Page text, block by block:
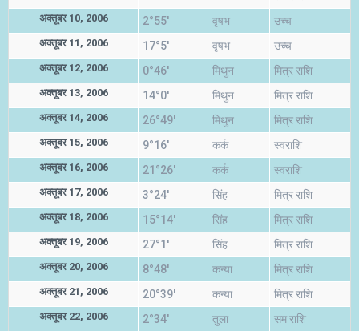
अक्तूबर 10, 2006 2°55' वृषभ उच्च
अक्तूबर 11, 2006 17°5' वृषभ उच्च
अक्तूबर 12, 2006 0°46' मिथुन मित्र राशि
अक्तूबर 13, 2006 14°0' मिथुन मित्र राशि
अक्तूबर 14, 2006 26°49' मिथुन मित्र राशि
अक्तूबर 15, 2006 9°16' कर्क स्वराशि
अक्तूबर 16, 2006 21°26' कर्क स्वराशि
अक्तूबर 17, 2006 3°24' सिंह मित्र राशि
अक्तूबर 18, 2006 15°14' सिंह मित्र राशि
अक्तूबर 19, 2006 27°1' सिंह मित्र राशि
अक्तूबर 20, 2006 8°48' कन्या मित्र राशि
अक्तूबर 21, 2006 20°39' कन्या मित्र राशि
अक्तूबर 22, 2006 2°34' तुला सम राशि